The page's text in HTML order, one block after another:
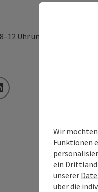
Uhr und 13–16 Uhr
Wir
Funktionen
ein Drittland
unserer
über die